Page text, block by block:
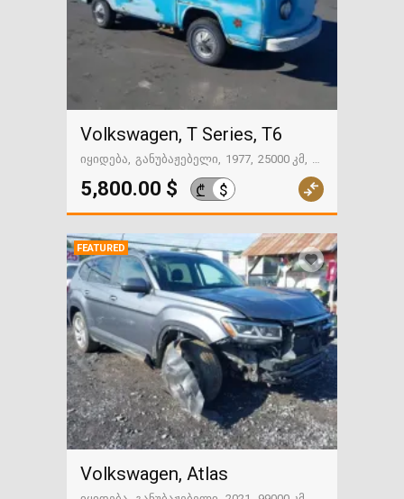
Volkswagen, T Series, T6
იყიდება განუბაჟებელი 1977 25000 კმ
გზაში. საქართველოსკენ
5,800.00 $ ₾ $
FEATURED
Volkswagen, Atlas